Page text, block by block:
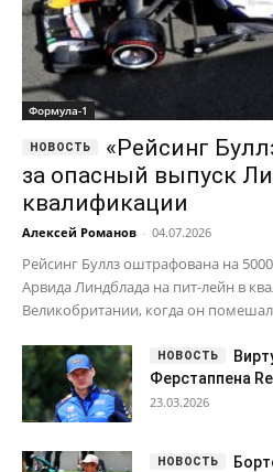
Формула-1
«Рейсинг
за опасный выпуск
квалификации
Алексей Романов - 04.07.2026
Рейсинг Буллз оштрафована на
Арвида Линдблада на пит-лейн в
Великобритании, когда он
Ферстаппена
23.03.2026